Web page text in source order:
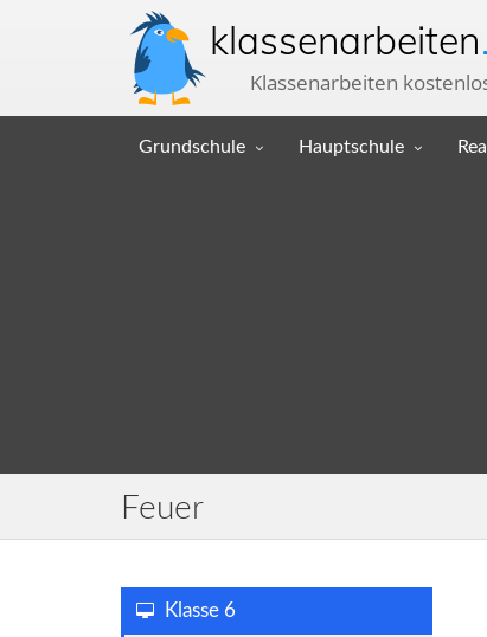
klassenarbeiten
Klassenarbeiten
Grundschule Hauptschule
Feuer
Klasse 6